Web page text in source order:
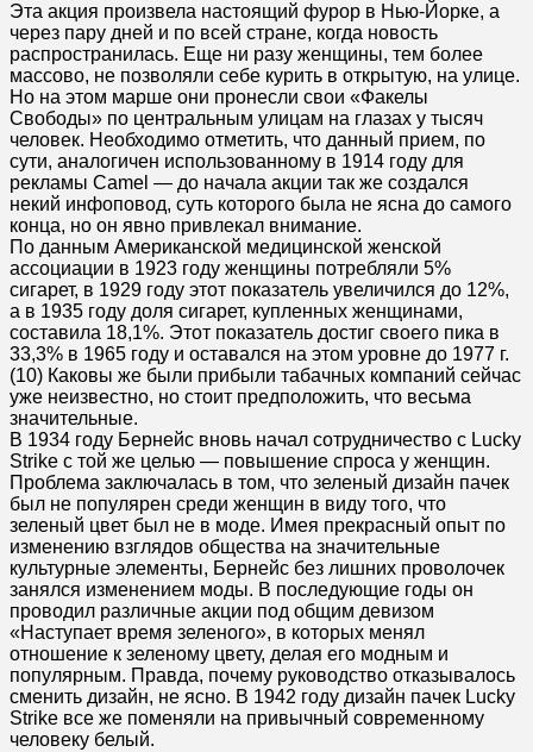
Эта акция произвела настоящий фурор в Нью-Йорке, а
через пару дней и по всей стране, когда новость
распространилась. Еще ни разу женщины, тем более
массово, не позволяли себе курить в открытую, на улице.
Но на этом марше они пронесли свои «Факелы
Свободы» по центральным улицам на глазах у тысяч
человек. Необходимо отметить, что данный прием, по
сути, аналогичен использованному в 1914 году для
рекламы Camel — до начала акции так же создался
некий инфоповод, суть которого была не ясна до самого
конца, но он явно привлекал внимание.
По данным Американской медицинской женской
ассоциации в 1923 году женщины потребляли 5%
сигарет, в 1929 году этот показатель увеличился до 12%,
а в 1935 году доля сигарет, купленных женщинами,
составила 18,1%. Этот показатель достиг своего пика в
33,3% в 1965 году и оставался на этом уровне до 1977 г.
(10) Каковы же были прибыли табачных компаний сейчас
уже неизвестно, но стоит предположить, что весьма
значительные.
В 1934 году Бернейс вновь начал сотрудничество с Lucky
Strike с той же целью — повышение спроса у женщин.
Проблема заключалась в том, что зеленый дизайн пачек
был не популярен среди женщин в виду того, что
зеленый цвет был не в моде. Имея прекрасный опыт по
изменению взглядов общества на значительные
культурные элементы, Бернейс без лишних проволочек
занялся изменением моды. В последующие годы он
проводил различные акции под общим девизом
«Наступает время зеленого», в которых менял
отношение к зеленому цвету, делая его модным и
популярным. Правда, почему руководство отказывалось
сменить дизайн, не ясно. В 1942 году дизайн пачек Lucky
Strike все же поменяли на привычный современному
человеку белый.